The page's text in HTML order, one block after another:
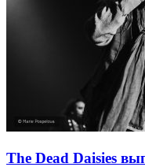
The Dead Daisies